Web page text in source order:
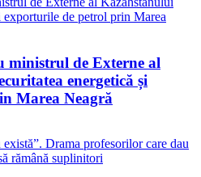
ministrul de Externe al
energetică și
Marea Neagră